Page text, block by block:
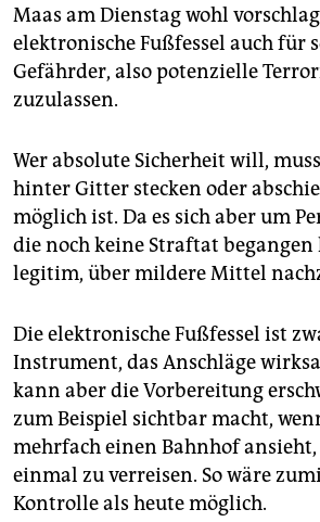
Maas am Dienstag wohl
elektronische Fußfessel auch für
Gefährder, also potenzielle
zuzulassen.
Wer absolute Sicherheit will,
hinter Gitter stecken oder
möglich ist. Da es sich aber um
die noch keine Straftat begangen
legitim, über mildere Mittel
Die elektronische Fußfessel ist
Instrument, das Anschläge
kann aber die Vorbereitung
zum Beispiel sichtbar macht,
mehrfach einen Bahnhof
einmal zu verreisen. So wäre
Kontrolle als heute möglich.